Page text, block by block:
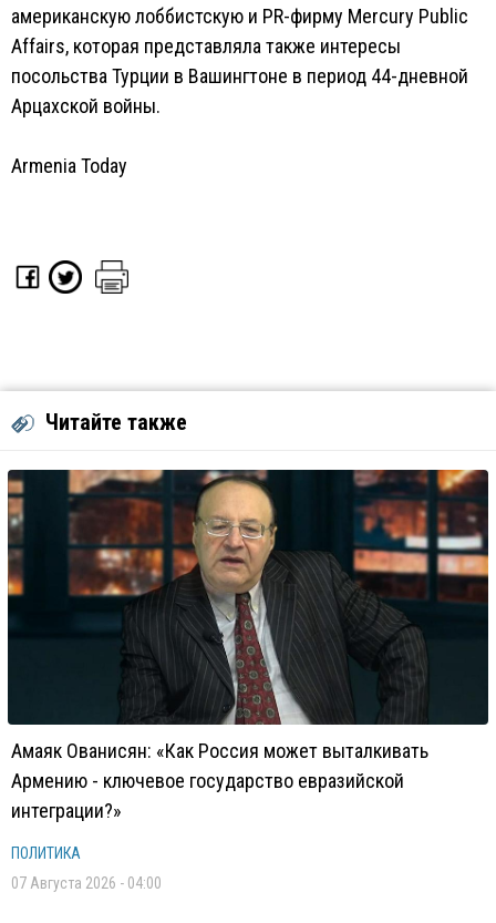
американскую лоббистскую и PR-фирму Mercury Public
Affairs, которая представляла также интересы
посольства Турции в Вашингтоне в период 44-дневной
Арцахской войны.
Armenia Today
Читайте также
Амаяк Ованисян: «Как Россия может выталкивать
Армению - ключевое государство евразийской
интеграции?»
ПОЛИТИКА
07 Августа 2026 - 04:00